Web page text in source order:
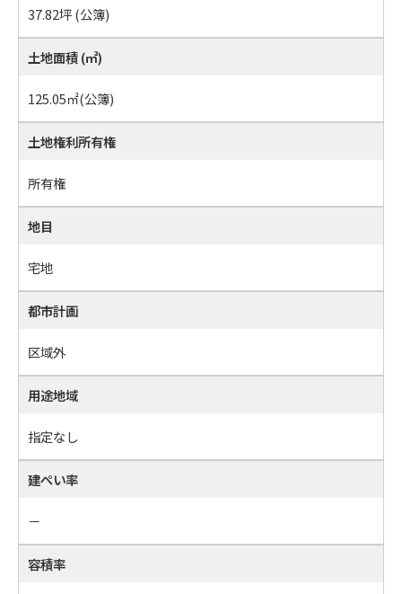
37.82坪 (公簿)
土地面積 (㎡)
125.05㎡(公簿)
土地権利所有権
所有権
地目
宅地
都市計画
区域外
用途地域
指定なし
建ぺい率
－
容積率